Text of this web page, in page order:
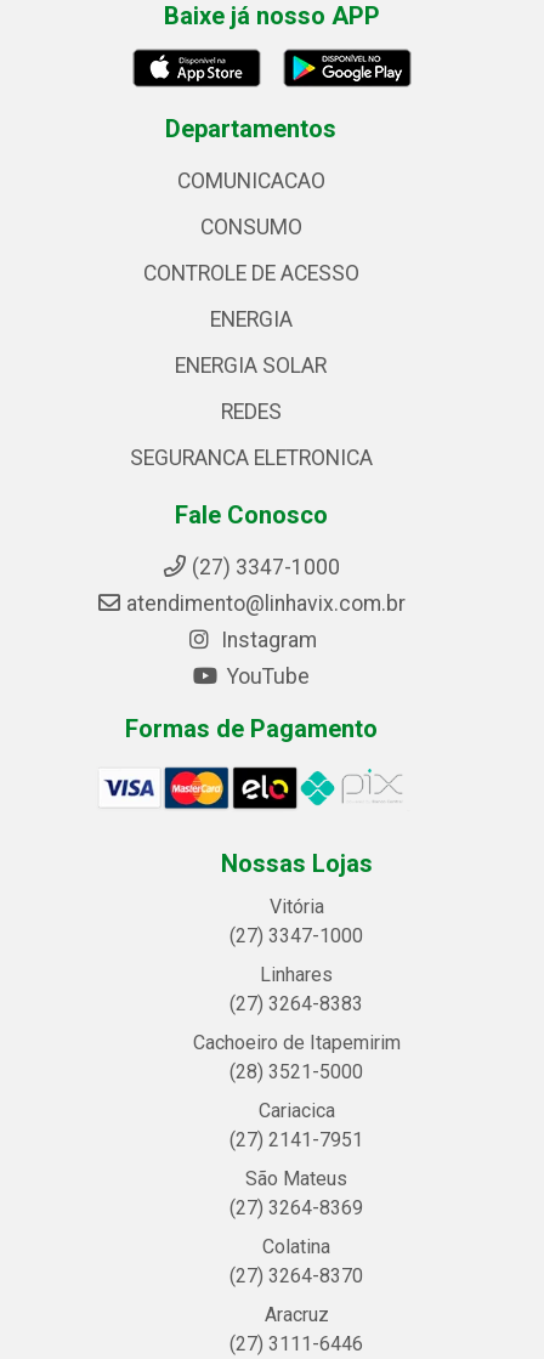
Baixe já nosso APP
Departamentos
COMUNICACAO
CONSUMO
CONTROLE DE ACESSO
ENERGIA
ENERGIA SOLAR
REDES
SEGURANCA ELETRONICA
Fale Conosco
(27) 3347-1000
atendimento@linhavix.com.br
Instagram
YouTube
Formas de Pagamento
Nossas Lojas
Vitória
(27) 3347-1000
Linhares
(27) 3264-8383
Cachoeiro de Itapemirim
(28) 3521-5000
Cariacica
(27) 2141-7951
São Mateus
(27) 3264-8369
Colatina
(27) 3264-8370
Aracruz
(27) 3111-6446